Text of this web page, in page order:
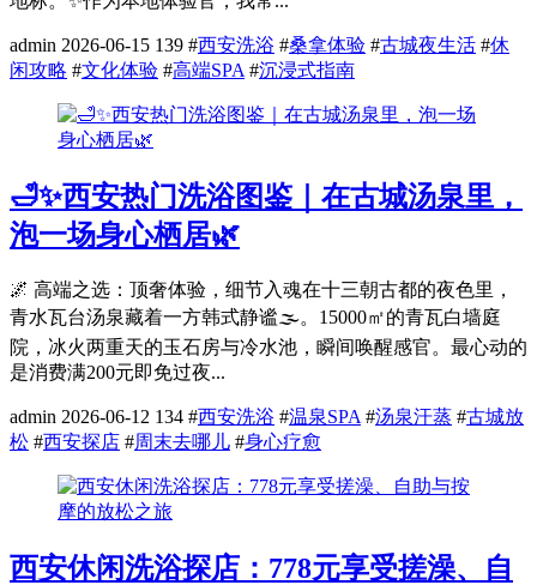
admin 2026-06-15 139 #西安洗浴 #桑拿体验 #古城夜生活 #休
闲攻略 #文化体验 #高端SPA #沉浸式指南
🛁✨西安热门洗浴图鉴｜在古城汤泉里，
泡一场身心栖居🌿
🌌 高端之选：顶奢体验，细节入魂在十三朝古都的夜色里，
青水瓦台汤泉藏着一方韩式静谧🌫️。15000㎡的青瓦白墙庭
院，冰火两重天的玉石房与冷水池，瞬间唤醒感官。最心动的
是消费满200元即免过夜...
admin 2026-06-12 134 #西安洗浴 #温泉SPA #汤泉汗蒸 #古城放
松 #西安探店 #周末去哪儿 #身心疗愈
西安休闲洗浴探店：778元享受搓澡、自